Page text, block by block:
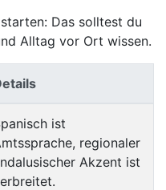
Das solltest du
Alltag vor Ort wissen.
ist
regionaler
Akzent ist